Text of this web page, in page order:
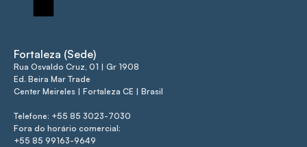
Fortaleza (Sede)
Rua Osvaldo Cruz, 01 | Gr 1908
Ed. Beira Mar Trade
Center Meireles | Fortaleza CE | Brasil
Telefone: +55 85 3023-7030
Fora do horário comercial:
+55 85 99163-9649